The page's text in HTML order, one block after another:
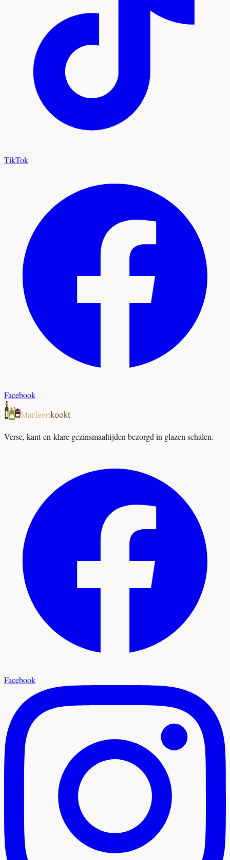
TikTok
Facebook
Verse, kant-en-klare gezinsmaaltijden bezorgd in glazen schalen.
Facebook